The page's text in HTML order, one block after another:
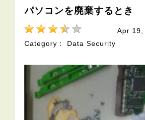
パソコンを廃棄するとき
Apr
Category： Data Security